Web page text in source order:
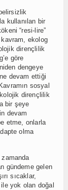
kullanılan bir
“resi-lire”
kavram, ekolog
dirençlilik
göre
dengeye
devam ettiği
sosyal
dirençlilik
bir şeye
devam
etme, onlarla
olma
zamanda
gündeme gelen
sıcaklar,
yok olan doğal